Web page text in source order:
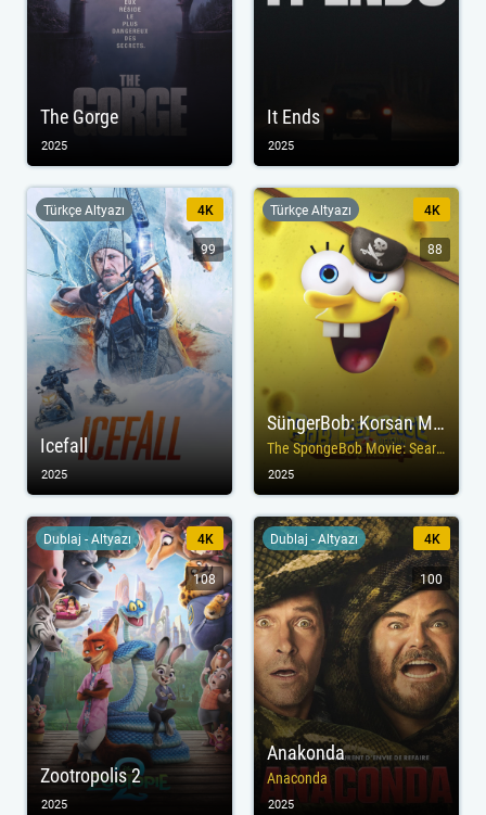
The Gorge
2025
It Ends
2025
Icefall
Türkçe Altyazı 4K
99
2025
SüngerBob: Korsan Macerası
The SpongeBob Movie: Search for SquarePants
Türkçe Altyazı 4K
88
2025
Zootropolis 2
Dublaj - Altyazı 4K
108
2025
Anakonda
Anaconda
Dublaj - Altyazı 4K
100
2025